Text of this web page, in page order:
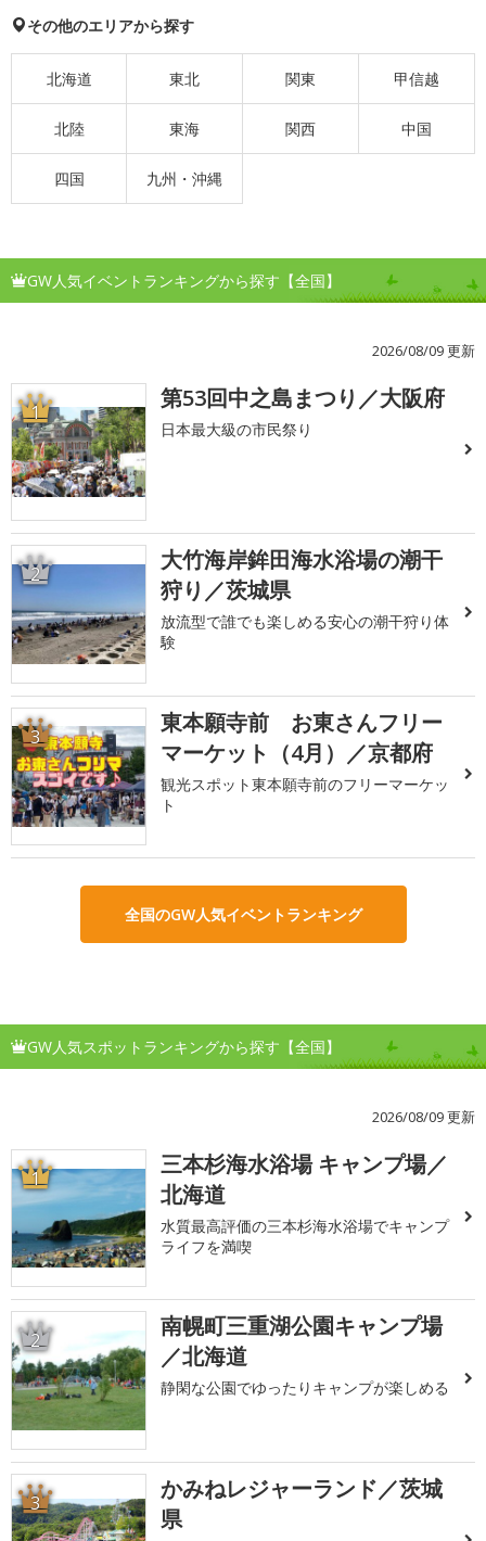
その他のエリアから探す
北海道 東北 関東 甲信越
北陸 東海 関西 中国
四国 九州・沖縄
GW人気イベントランキングから探す【全国】
2026/08/09 更新
1 第53回中之島まつり／大阪府
日本最大級の市民祭り
2
大竹海岸鉾田海水浴場の潮干
狩り／茨城県
放流型で誰でも楽しめる安心の潮干狩り体
験
3
東本願寺前 お東さんフリー
マーケット（4月）／京都府
観光スポット東本願寺前のフリーマーケッ
ト
全国のGW人気イベントランキング
GW人気スポットランキングから探す【全国】
2026/08/09 更新
1
三本杉海水浴場 キャンプ場／
北海道
水質最高評価の三本杉海水浴場でキャンプ
ライフを満喫
2
南幌町三重湖公園キャンプ場
／北海道
静閑な公園でゆったりキャンプが楽しめる
3
かみねレジャーランド／茨城
県